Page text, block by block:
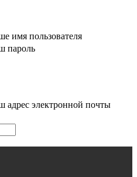
имя пользователя
пароль
адрес электронной почты